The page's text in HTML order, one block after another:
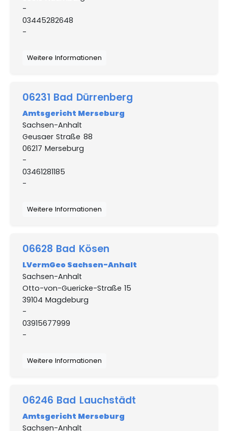
-
03445282648
-
Weitere Informationen
06231 Bad Dürrenberg
Amtsgericht Merseburg
Sachsen-Anhalt
Geusaer Straße 88
06217 Merseburg
-
03461281185
-
Weitere Informationen
06628 Bad Kösen
LVermGeo Sachsen-Anhalt
Sachsen-Anhalt
Otto-von-Guericke-Straße 15
39104 Magdeburg
-
03915677999
-
Weitere Informationen
06246 Bad Lauchstädt
Amtsgericht Merseburg
Sachsen-Anhalt